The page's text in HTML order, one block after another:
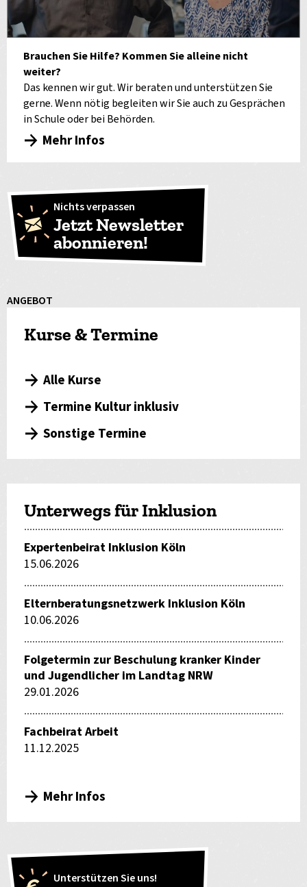
Brauchen Sie Hilfe? Kommen Sie alleine nicht
weiter?
Das kennen wir gut. Wir beraten und unterstützen Sie
gerne. Wenn nötig begleiten wir Sie auch zu Gesprächen
in Schule oder bei Behörden.
Mehr Infos
Nichts verpassen
Jetzt Newsletter
abonnieren!
ANGEBOT
Kurse & Termine
Alle Kurse
Termine Kultur inklusiv
Sonstige Termine
Unterwegs für Inklusion
Expertenbeirat Inklusion Köln
15.06.2026
Elternberatungsnetzwerk Inklusion Köln
10.06.2026
Folgetermin zur Beschulung kranker Kinder
und Jugendlicher im Landtag NRW
29.01.2026
Fachbeirat Arbeit
11.12.2025
Mehr Infos
Unterstützen Sie uns!